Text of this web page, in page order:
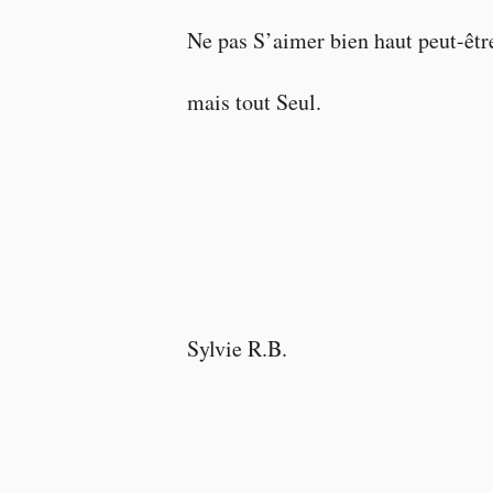
Ne pas S’aimer bien haut peut-
mais tout Seul.
Sylvie R.B.